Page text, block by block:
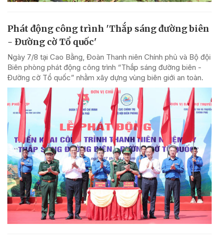
Phát động công trình 'Thắp sáng đường biên
- Đường cờ Tổ quốc'
Ngày 7/8 tại Cao Bằng, Đoàn Thanh niên Chính phủ và Bộ đội
Biên phòng phát động công trình “Thắp sáng đường biên -
Đường cờ Tổ quốc” nhằm xây dựng vùng biên giới an toàn.